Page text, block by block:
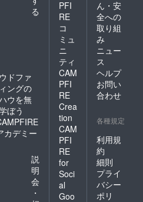
る
ドファ
ングの
ウを無
ぼう
カデミー
説
明
会
・
PFI
RE
コ
ミュ
ニ
ティ
CAM
PFI
RE
Crea
tion
CAM
PFI
RE
for
Soci
al
Goo
ん・安
全への
取り組
み
ニュー
ス
ヘルプ
お問い
合わせ
各種規定
利用規
約
細則
プライ
バシー
ポリ